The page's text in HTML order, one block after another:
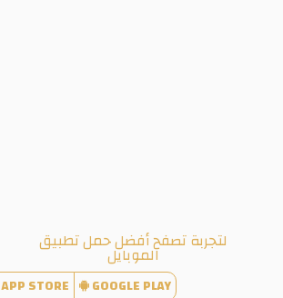
لتجربة تصفح أفضل حمل تطبيق
الموبايل
APP STORE GOOGLE PLAY